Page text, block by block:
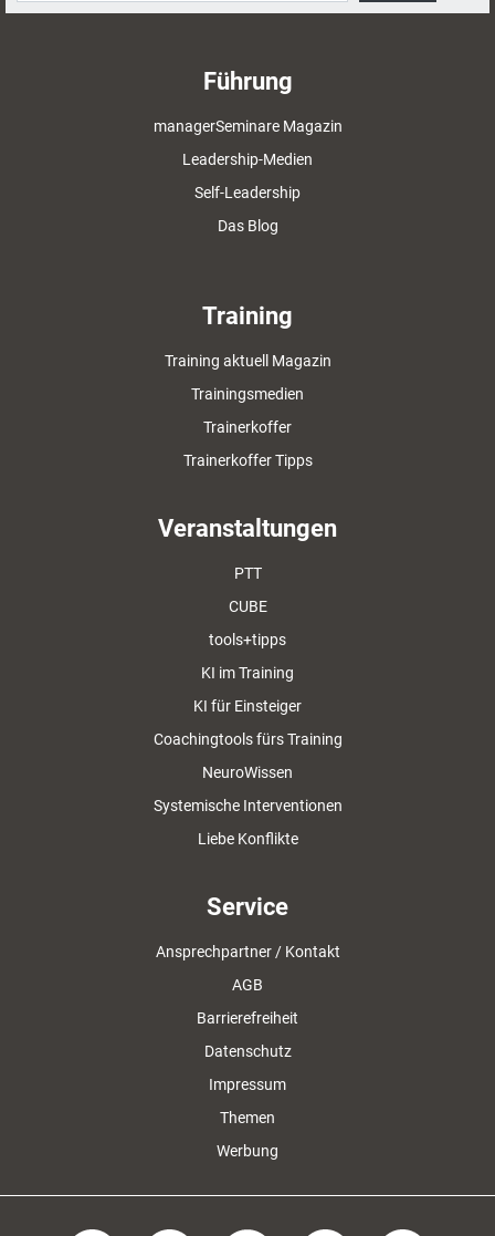
Führung
managerSeminare Magazin
Leadership-Medien
Self-Leadership
Das Blog
Training
Training aktuell Magazin
Trainingsmedien
Trainerkoffer
Trainerkoffer Tipps
Veranstaltungen
PTT
CUBE
tools+tipps
KI im Training
KI für Einsteiger
Coachingtools fürs Training
NeuroWissen
Systemische Interventionen
Liebe Konflikte
Service
Ansprechpartner / Kontakt
AGB
Barrierefreiheit
Datenschutz
Impressum
Themen
Werbung